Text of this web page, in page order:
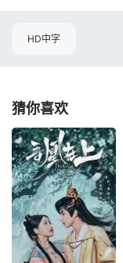
HD中字
猜你喜欢